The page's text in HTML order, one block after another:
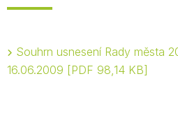
Souhrn usnesení Rady města
16.06.2009
PDF 98,14 KB